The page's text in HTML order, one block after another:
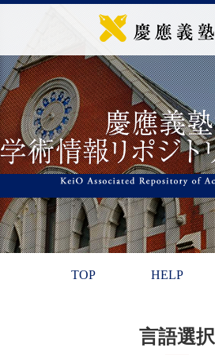
TOP HELP
言語選択